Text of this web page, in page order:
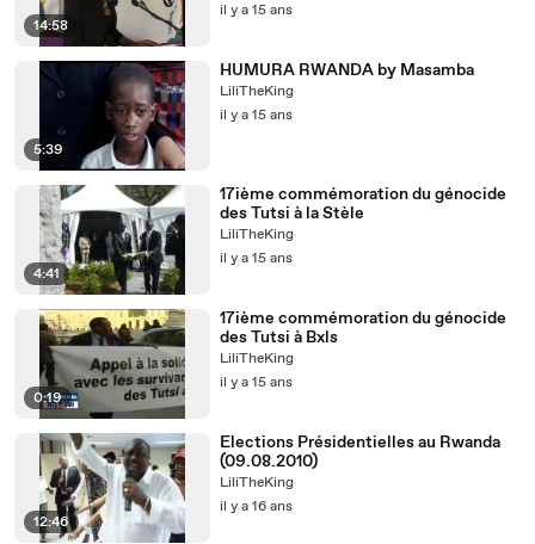
14:58
il y a 15 ans
5:39
HUMURA RWANDA by Masamba
LiliTheKing
il y a 15 ans
4:41
17ième commémoration du génocide
des Tutsi à la Stèle
LiliTheKing
il y a 15 ans
0:19
17ième commémoration du génocide
des Tutsi à Bxls
LiliTheKing
il y a 15 ans
12:46
Elections Présidentielles au Rwanda
(09.08.2010)
LiliTheKing
il y a 16 ans